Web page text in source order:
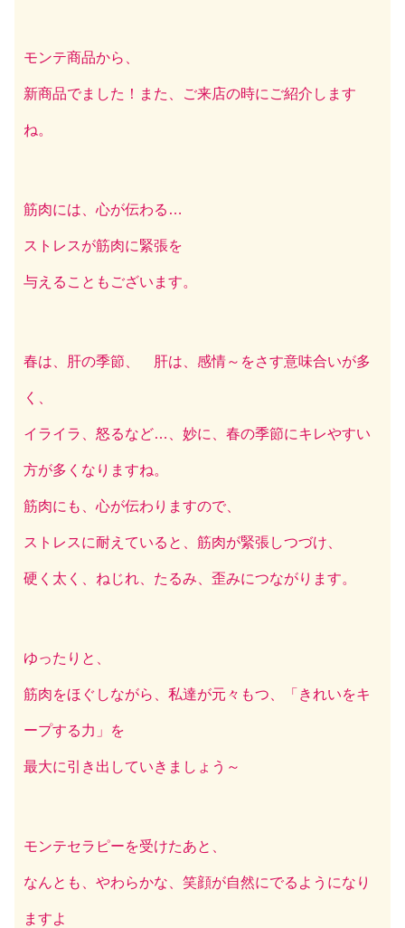
モンテ商品から、
新商品でました！また、ご来店の時にご紹介します
ね。
筋肉には、心が伝わる…
ストレスが筋肉に緊張を
与えることもございます。
春は、肝の季節、 肝は、感情～をさす意味合いが多
く、
イライラ、怒るなど…、妙に、春の季節にキレやすい
方が多くなりますね。
筋肉にも、心が伝わりますので、
ストレスに耐えていると、筋肉が緊張しつづけ、
硬く太く、ねじれ、たるみ、歪みにつながります。
ゆったりと、
筋肉をほぐしながら、私達が元々もつ、「きれいをキ
ープする力」を
最大に引き出していきましょう～
モンテセラピーを受けたあと、
なんとも、やわらかな、笑顔が自然にでるようになり
ますよ